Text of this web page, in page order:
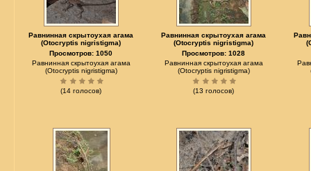
Равнинная скрытоухая агама
(Otocryptis nigristigma)
Просмотров: 1050
Равнинная скрытоухая агама
(Otocryptis nigristigma)
(14 голосов)
Равнинная скрытоухая агама
(Otocryptis nigristigma)
Просмотров: 1028
Равнинная скрытоухая агама
(Otocryptis nigristigma)
(13 голосов)